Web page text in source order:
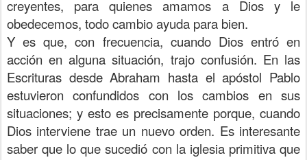
creyentes, para quienes amamos a Dios y le
obedecemos, todo cambio ayuda para bien.
Y es que, con frecuencia, cuando Dios entró en
acción en alguna situación, trajo confusión. En las
Escrituras desde Abraham hasta el apóstol Pablo
estuvieron confundidos con los cambios en sus
situaciones; y esto es precisamente porque, cuando
Dios interviene trae un nuevo orden. Es interesante
saber que lo que sucedió con la iglesia primitiva que